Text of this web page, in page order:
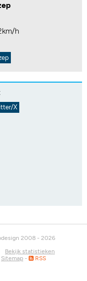
h
X
2008 - 2026
Bekijk statistieken
Sitemap - RSS